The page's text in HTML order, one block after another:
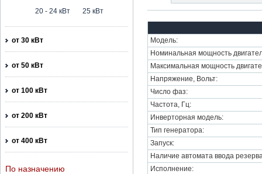
20 - 24 кВт
25 кВт
от 30 кВт
от 50 кВт
от 100 кВт
от 200 кВт
от 400 кВт
По назначению
Модель:
Номинальная мощность
Максимальная мощность
Напряжение, Вольт:
Число фаз:
Частота, Гц:
Инверторная модель:
Тип генератора:
Запуск:
Наличие автомата ввода
Исполнение: